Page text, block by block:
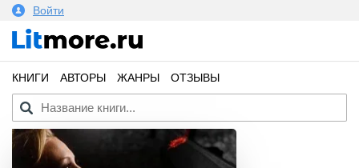
Войти
КНИГИ АВТОРЫ ЖАНРЫ ОТЗЫВЫ